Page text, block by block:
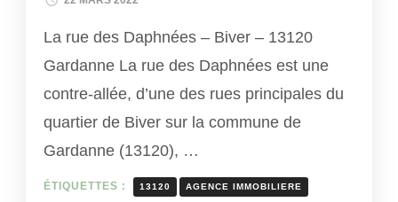
La rue des Daphnées – Biver – 13120
Gardanne La rue des Daphnées est une
contre-allée, d’une des rues principales du
quartier de Biver sur la commune de
Gardanne (13120), …
ÉTIQUETTES : 13120 AGENCE IMMOBILIERE